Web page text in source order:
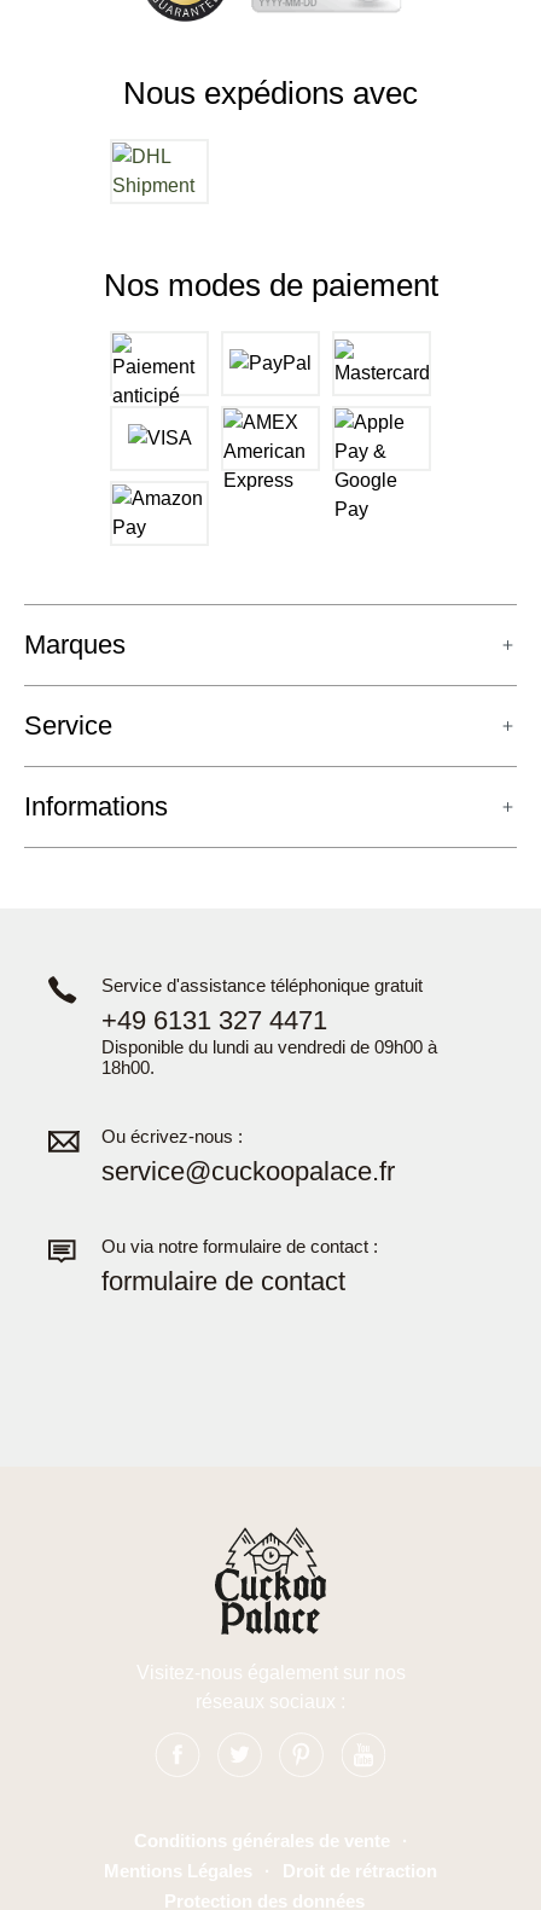
Nous expédions avec
Nos modes de paiement
Marques
Service
Informations
Service d'assistance téléphonique gratuit
+49 6131 327 4471
Disponible du lundi au vendredi de 09h00 à
18h00.
Ou écrivez-nous :
service@cuckoopalace.fr
Ou via notre formulaire de contact :
formulaire de contact
Visitez-nous également sur nos
réseaux sociaux :
Conditions générales de vente
·
Mentions Légales
·
Droit de rétraction
Protection des données